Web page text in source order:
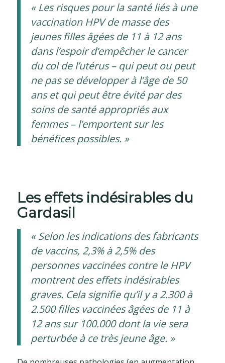
« Les risques pour la santé liés à une
vaccination HPV de masse des
jeunes filles âgées de 11 à 12 ans
dans l’espoir d’empêcher le cancer
du col de l’utérus – qui peut ou peut
ne pas se développer à l’âge de 50
ans et qui peut être évité par des
soins de santé appropriés aux
femmes – l’emportent sur les
bénéfices possibles. »
Les effets indésirables du
Gardasil
« Selon les indications des fabricants
de vaccins, 2,3% à 2,5% des
personnes vaccinées contre le HPV
montrent des effets indésirables
graves. Cela signifie qu’il y a 2.300 à
2.500 filles vaccinées âgées de 11 à
12 ans sur 100.000 dont la vie sera
perturbée à ce très jeune âge. »